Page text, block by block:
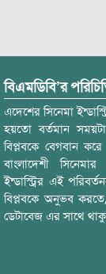
বিএমডিবি’র
এদেশের সিনেমা
হয়তো বর্তমান
বিপ্লবকে বেগবান
বাংলাদেশী
ইন্ডাস্ট্রির এই
বিপ্লবকে অনুভব করতে,
ডেটাবেজ এর সাথে